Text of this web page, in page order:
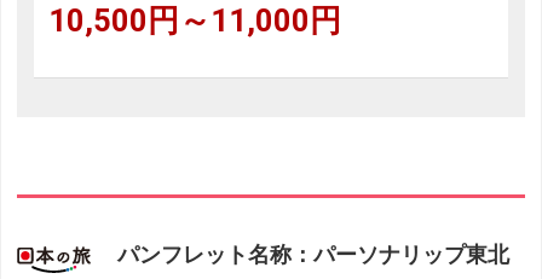
10,500円～11,000円
パンフレット名称：パーソナリップ東北